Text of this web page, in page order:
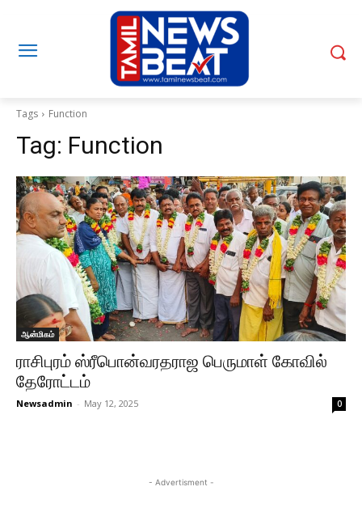
Tags Function
Tag: Function
ஆன்மிகம்
ராசிபுரம் ஸ்ரீபொன்வரதராஜ பெருமாள் கோவில்
தேரோட்டம்
Newsadmin - May 12, 2025 0
- Advertisment -